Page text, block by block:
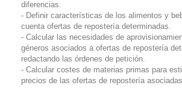
diferencias.
- Definir características de los alimentos y
cuenta ofertas de repostería determinadas.
- Calcular las necesidades de
géneros asociados a ofertas de repostería
redactando las órdenes de petición.
- Calcular costes de materias primas para
precios de las ofertas de repostería